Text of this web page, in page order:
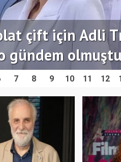
çift için Adli
gündem
7 8 9 10 11 12